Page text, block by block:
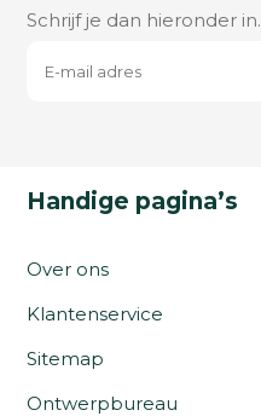
Schrijf je dan hieronder in.
Handige pagina’s
Over ons
Klantenservice
Sitemap
Ontwerpbureau